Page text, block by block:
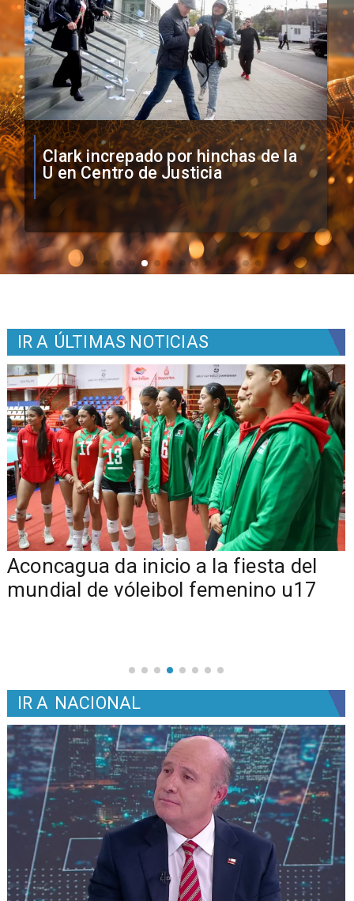
Vozinha firma contrato con Colo
Colo como nuevo arquero
IR A ÚLTIMAS NOTICIAS
Aconcagua da inicio a la fiesta del
mundial de vóleibol femenino u17
IR A NACIONAL